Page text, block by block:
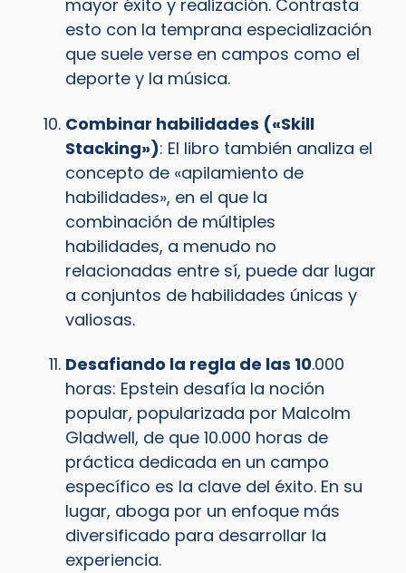
mayor éxito y realización. Contrasta
esto con la temprana especialización
que suele verse en campos como el
deporte y la música.
Combinar habilidades («Skill
Stacking»): El libro también analiza el
concepto de «apilamiento de
habilidades», en el que la
combinación de múltiples
habilidades, a menudo no
relacionadas entre sí, puede dar lugar
a conjuntos de habilidades únicas y
valiosas.
Desafiando la regla de las 10.000
horas: Epstein desafía la noción
popular, popularizada por Malcolm
Gladwell, de que 10.000 horas de
práctica dedicada en un campo
específico es la clave del éxito. En su
lugar, aboga por un enfoque más
diversificado para desarrollar la
experiencia.